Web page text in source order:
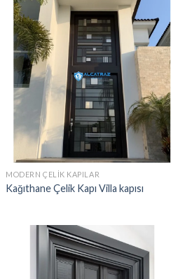
MODERN ÇELIK KAPILAR
Kağıthane Çelik Kapı Villa kapısı